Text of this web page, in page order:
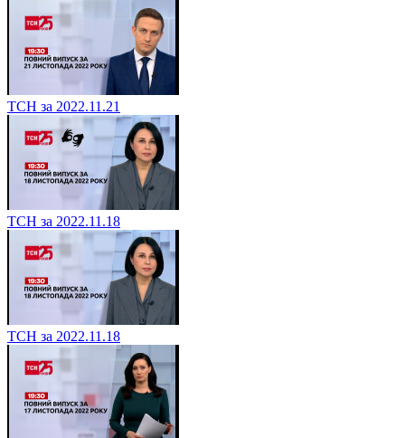
ТСН за 2022.11.21
ТСН за 2022.11.18
ТСН за 2022.11.18